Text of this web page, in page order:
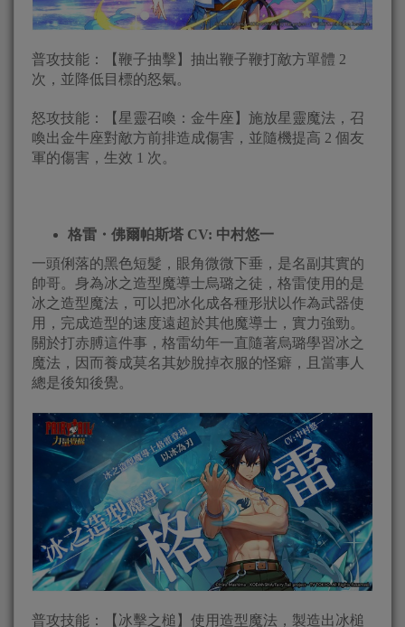
普攻技能：【鞭子抽擊】抽出鞭子鞭打敵方單體 2
次，並降低目標的怒氣。
怒攻技能：【星靈召喚：金牛座】施放星靈魔法，召
喚出金牛座對敵方前排造成傷害，並隨機提高 2 個友
軍的傷害，生效 1 次。
格雷・佛爾帕斯塔 CV: 中村悠一
一頭俐落的黑色短髮，眼角微微下垂，是名副其實的
帥哥。身為冰之造型魔導士烏璐之徒，格雷使用的是
冰之造型魔法，可以把冰化成各種形狀以作為武器使
用，完成造型的速度遠超於其他魔導士，實力強勁。
關於打赤膊這件事，格雷幼年一直隨著烏璐學習冰之
魔法，因而養成莫名其妙脫掉衣服的怪癖，且當事人
總是後知後覺。
普攻技能：【冰擊之槌】使用造型魔法，製造出冰槌